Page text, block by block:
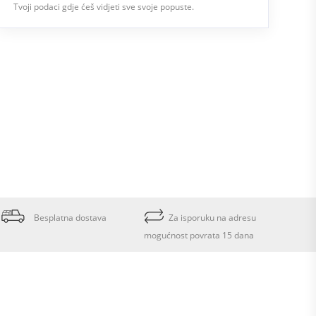
Tvoji podaci gdje ćeš vidjeti sve svoje popuste.
Besplatna dostava
Za isporuku na adresu
mogućnost povrata 15 dana